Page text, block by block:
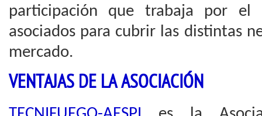
participación que trabaja por el
asociados para cubrir las distintas
mercado.
VENTAJAS DE LA ASOCIACIÓN